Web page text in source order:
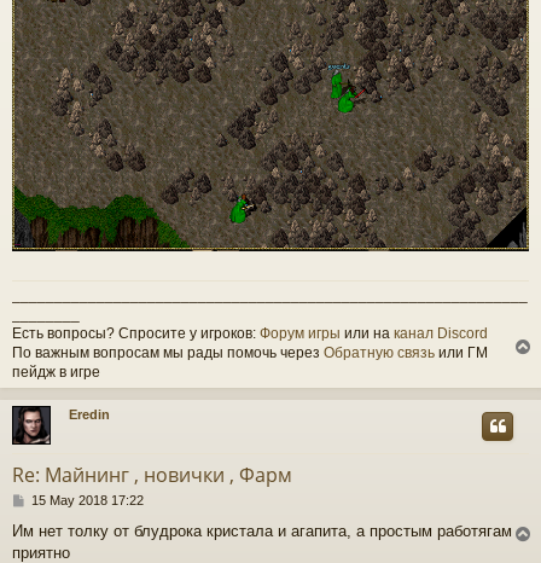
Есть вопросы? Спросите у игроков: Форум игры или на канал Discord
По важным вопросам мы рады помочь через Обратную связь или ГМ
пейдж в игре
p
Eredin
Re: Майнинг , новички , Фарм
P
s
t
15 May 2018 17:22
Им нет толку от блудрока кристала и агапита, а простым работягам
приятно